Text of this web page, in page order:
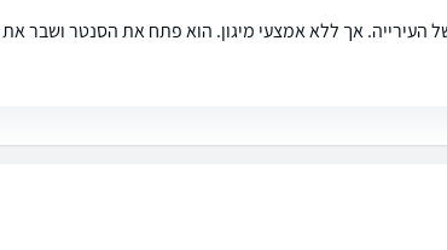
העירייה. אך ללא אמצעי מיגון. הוא פתח את הסנטר ושבר